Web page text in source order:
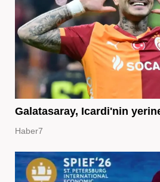
Galatasaray, Icardi'nin
Haber7